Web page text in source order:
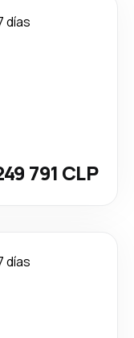
días
791 CLP
días